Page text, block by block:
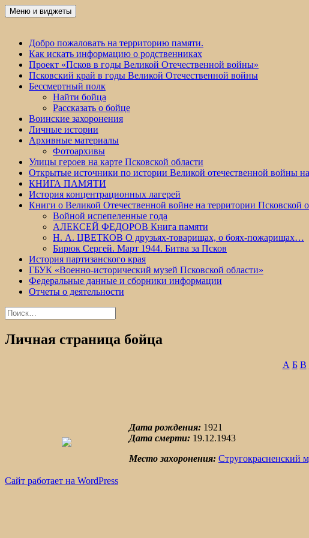
Перейти
к
Победа 60
Меню и виджеты
Добро пожаловать на территорию памяти.
Как искать информацию о родственниках
Проект «Псков в годы Великой Отечественной войны»
Псковский край в годы Великой Отечественной войны
Бессмертный полк
Найти бойца
Рассказать о бойце
Воинские захоронения
Личные истории
Архивные материалы
Фотоархивы
Улицы героев на карте Псковской области
Открытые источники по истории Великой отечественной войны
КНИГА ПАМЯТИ
История концентрационных лагерей
Книги о Великой Отечественной войне на территории Псковской
Войной испепеленные года
АЛЕКСЕЙ ФЕДОРОВ Книга памяти
Н. А. ЦВЕТКОВ О друзьях-товарищах, о боях-пожарищах…
Бирюк Сергей. Март 1944. Битва за Псков
История партизанского края
ГБУК «Военно-исторический музей Псковской области»
Федеральные данные и сборники информации
Отчеты о деятельности
Найти:
Личная страница бойца
А Б В
Дата рождения: 1921
Дата смерти: 19.12.1943
Место захоронения: Стругокрасненский
Сайт работает на WordPress